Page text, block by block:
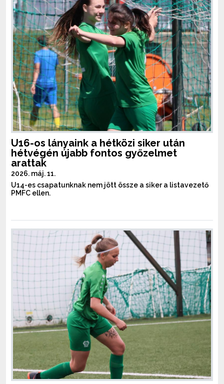
U16-os lányaink a hétközi siker után
hétvégén újabb fontos győzelmet
arattak
2026. máj. 11.
U14-es csapatunknak nem jött össze a siker a listavezető
PMFC ellen.